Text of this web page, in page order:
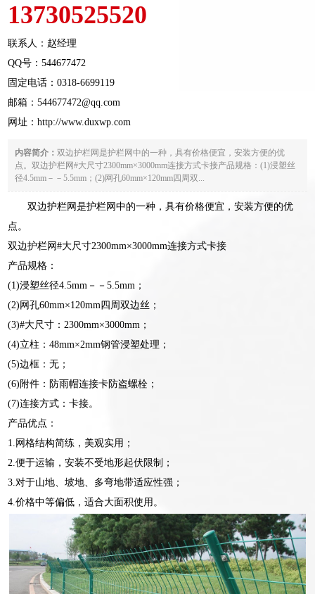
13730525520
联系人：赵经理
QQ号：544677472
固定电话：0318-6699119
邮箱：544677472@qq.com
网址：http://www.duxwp.com
内容简介：双边护栏网是护栏网中的一种，具有价格便宜，安装方便的优
点。双边护栏网#大尺寸2300mm×3000mm连接方式卡接产品规格：(1)浸塑丝
径4.5mm－－5.5mm；(2)网孔60mm×120mm四周双...
双边护栏网是护栏网中的一种，具有价格便宜，安装方便的优
点。
双边护栏网#大尺寸2300mm×3000mm连接方式卡接
产品规格：
(1)浸塑丝径4.5mm－－5.5mm；
(2)网孔60mm×120mm四周双边丝；
(3)#大尺寸：2300mm×3000mm；
(4)立柱：48mm×2mm钢管浸塑处理；
(5)边框：无；
(6)附件：防雨帽连接卡防盗螺栓；
(7)连接方式：卡接。
产品优点：
1.网格结构简练，美观实用；
2.便于运输，安装不受地形起伏限制；
3.对于山地、坡地、多弯地带适应性强；
4.价格中等偏低，适合大面积使用。